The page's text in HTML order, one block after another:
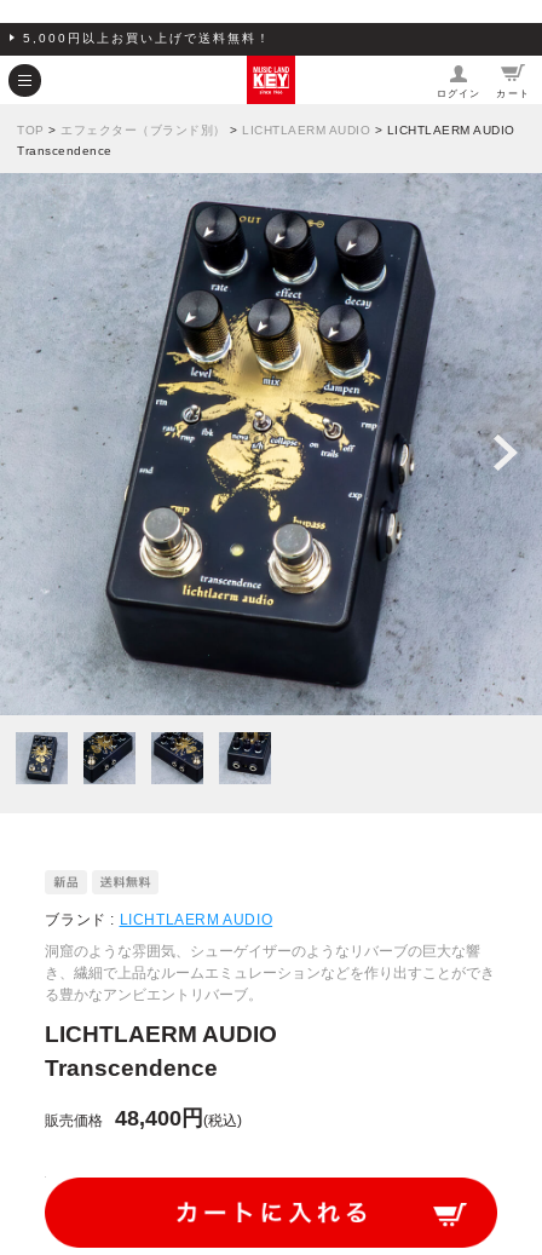
5,000円以上お買い上げで送料無料！
ログイン カート
TOP > エフェクター（ブランド別） > LICHTLAERM AUDIO > LICHTLAERM AUDIO
Transcendence
ブランド : LICHTLAERM AUDIO
洞窟のような雰囲気、シューゲイザーのようなリバーブの巨大な響
き、繊細で上品なルームエミュレーションなどを作り出すことができ
る豊かなアンビエントリバーブ。
LICHTLAERM AUDIO
Transcendence
販売価格 48,400円(税込)